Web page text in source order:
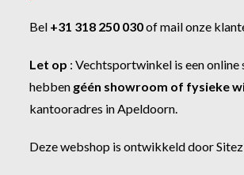
Bel +31 318 250 030ofmail onze
Let op :Vechtsportwinkel is een online
hebben géén showroom of fysieke
kantooradres in Apeldoorn.
Deze webshop is ontwikkeld door